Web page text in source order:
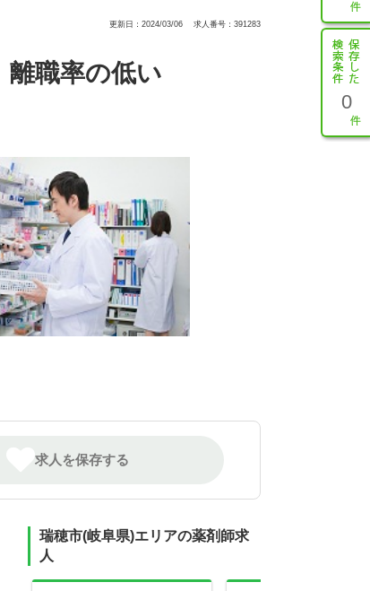
0
更新日：2024/03/06 求人番号：391283
離職率の低い
求人を保存する
瑞穂市(岐阜県)エリアの薬剤師求
人